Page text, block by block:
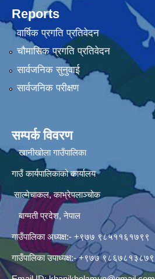
Reports
वार्षिक प्रगति प्रतिवेदन
चौमासिक प्रगति प्रतिवेदन
सार्वजनिक सुनुवाई
सार्वजनिक परीक्षण
सम्पर्क विवरण
खानीखोला गाउँपालिका
गाउँ कार्यपालिकाको कार्यालय
साल्मेचाकल, काभ्रेपलाञ्चोक
बाग्मती प्रदेश, नेपाल
गाउँपालिका अध्यक्ष:- +९७७ ९८५११६१७९९
गाउँपालिका उपाध्यक्ष:- +९७७ ९८६७८१३८७९